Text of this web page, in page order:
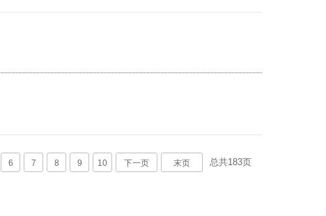
6 7 8 9 10 下一页 末页 总共183页